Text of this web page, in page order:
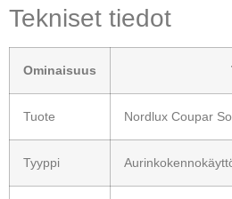
Tekniset tiedot
Ominaisuus
Tuote Nordlux Coupar
Tyyppi